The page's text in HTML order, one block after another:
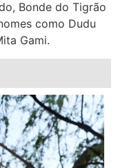
Bonde do Tigrão
como Dudu
Gami.